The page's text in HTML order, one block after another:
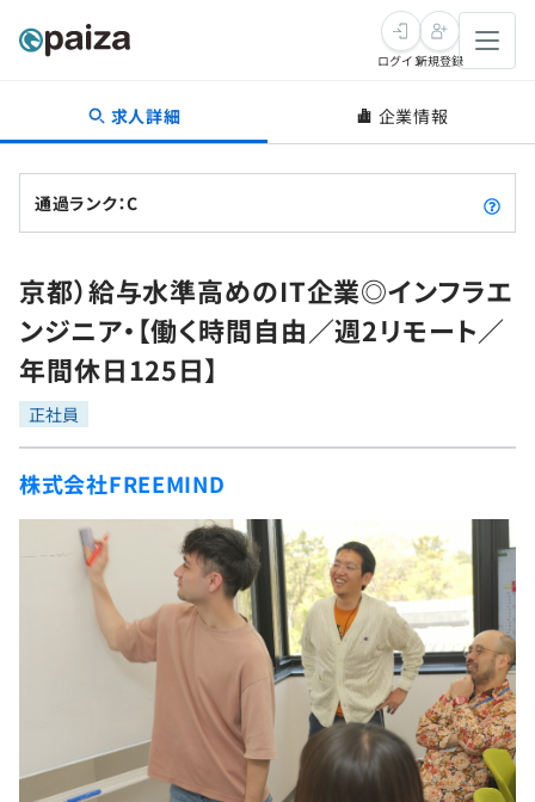
転職・キャリア
転職成功ガイド
転職エージェント
インタビュー
転職成功ガイド
新卒就活
求人検索
本選考
インターン
新卒エージェント
イベント・セミナー
インタビュー
学習
問題集
4択課題
ナレッジ
リファレンス
法人向けプラン
プログラミング言語
評価結果一覧
再チャレンジ結果一覧
ゲーム・マンガ
Tech Team Journal
paiza times
paizaとは？
ログイン新規登録
求人詳細 企業情報
通過ランク：C
京都）給与水準高めのIT企業◎インフラエ
ンジニア・【働く時間自由／週2リモート／
年間休日125日】
正社員
株式会社FREEMIND